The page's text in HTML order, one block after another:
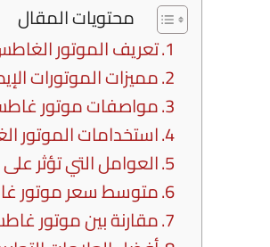
محتويات المقال
تعريف الموتور
مميزات الموتورات
مواصفات موتور غاطس 2 حصان
استخدامات الموتور
العوامل التي تؤثر على سعر
متوسط سعر موتور غاطس 2 حصان
مقارنة بين موتور